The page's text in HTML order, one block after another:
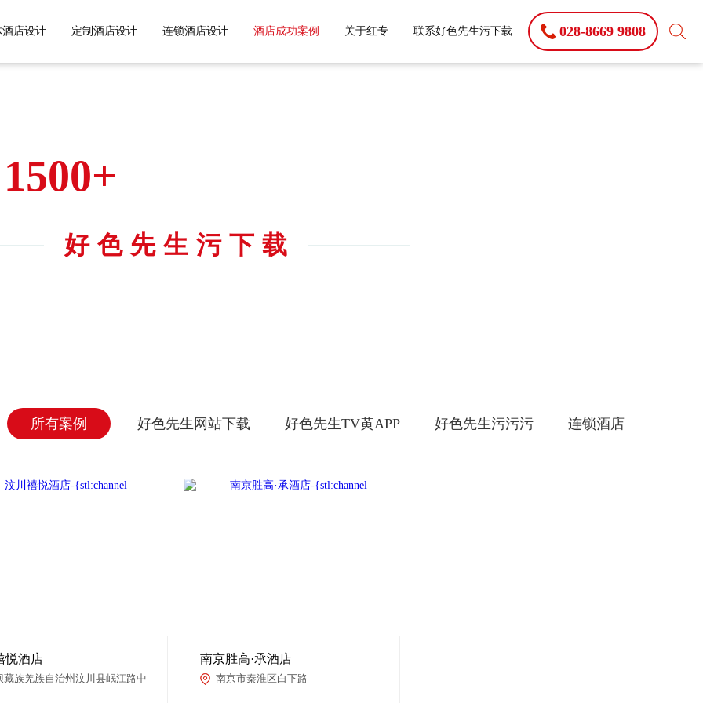
酒店设计 定制酒店设计 连锁酒店设计 酒店成功案例 关于红专 联系好色先生污下载 028-8669 9808
1500+
好色先生污下载
所有案例 好色先生网站下载 好色先生TV黄APP 好色先生污污污 连锁酒店
悦酒店
藏族羌族自治州汶川县岷江路中
南京胜高·承酒店
南京市秦淮区白下路